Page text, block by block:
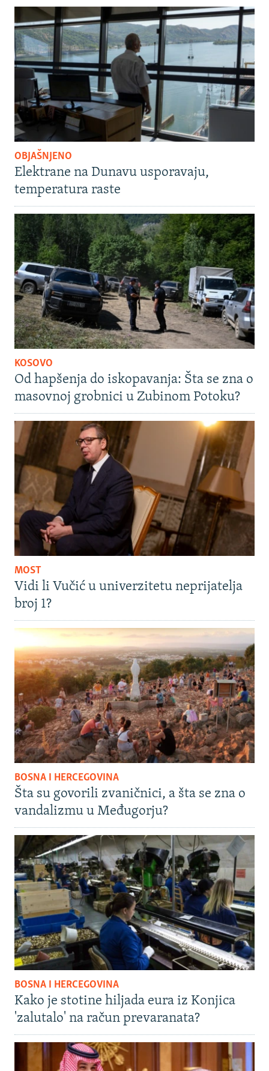
OBJAŠNJENO
Elektrane na Dunavu usporavaju,
temperatura raste
KOSOVO
Od hapšenja do iskopavanja: Šta se zna o
masovnoj grobnici u Zubinom Potoku?
MOST
Vidi li Vučić u univerzitetu neprijatelja
broj 1?
BOSNA I HERCEGOVINA
Šta su govorili zvaničnici, a šta se zna o
vandalizmu u Međugorju?
BOSNA I HERCEGOVINA
Kako je stotine hiljada eura iz Konjica
'zalutalo' na račun prevaranata?